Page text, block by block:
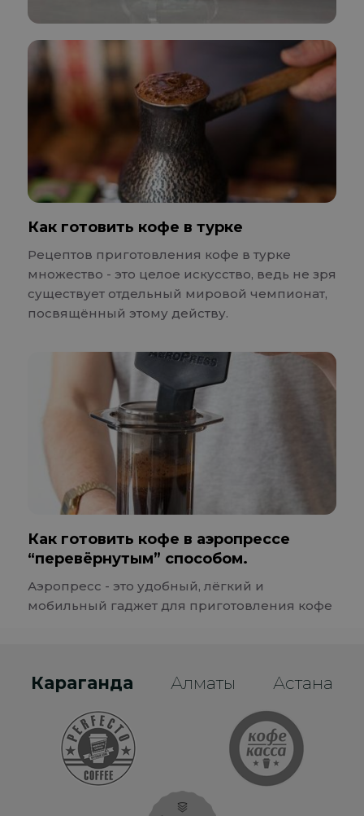
Как готовить кофе в турке
Рецептов приготовления кофе в турке
множество - это целое искусство, ведь не зря
существует отдельный мировой чемпионат,
посвящённый этому действу.
Как готовить кофе в аэропрессе
“перевёрнутым” способом.
Аэропресс - это удобный, лёгкий и
мобильный гаджет для приготовления кофе
Караганда Алматы Астана